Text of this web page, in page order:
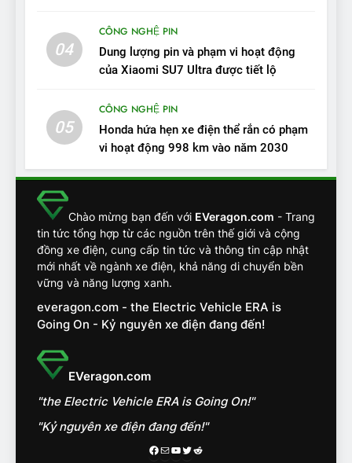
đồng
12
VinFast VF7 – Mẫu xe cá
ĐÁNH GIÁ XE
Chuyên gia tiết lộ bài test
đối về an toàn trên VinFast
VF8
ĐÁNH GIÁ XE
14
VinFast VF7 đang bỏ xa
như thế nào?
ĐÁNH GIÁ XE
15
‘cảnh vệ’ ADAS, ‘trợ lý’ ViVi
trên ngàn dặm đường
CÔNG NGHỆ AI, TỰ LÁI, ADAS,
ROBOTAXI
ĐÁNH GIÁ XE
04
CÔNG NGHỆ PIN
Dung lượng pin và phạm vi hoạt động
của Xiaomi SU7 Ultra được tiết lộ
05
CÔNG NGHỆ PIN
Honda hứa hẹn xe điện thể rắn có phạm
vi hoạt động 998 km vào năm 2030
Chào mừng bạn đến với EVeragon.com - Trang
tin tức tổng hợp từ các nguồn trên thế giới và cộng
đồng xe điện, cung cấp tin tức và thông tin cập nhật
mới nhất về ngành xe điện, khả năng di chuyển bền
vững và năng lượng xanh.
everagon.com - the Electric Vehicle ERA is
Going On - Kỷ nguyên xe điện đang đến!
EVeragon.com
"the Electric Vehicle ERA is Going On!"
"Kỷ nguyên xe điện đang đến!"
Facebook
MailYoutube
Twitter